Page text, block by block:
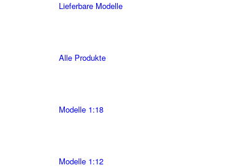
Lieferbare Modelle
Alle Produkte
Modelle 1:18
Modelle 1:12